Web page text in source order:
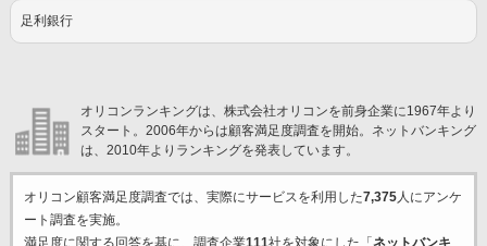
足利銀行
オリコンランキングは、株式会社オリコンを前身企業に1967年より
スタート。2006年からは顧客満足度調査を開始。ネットバンキング
は、2010年よりランキングを発表しています。
オリコン顧客満足度調査では、実際にサービスを利用した7,375人にアンケ
ート調査を実施。
満足度に関する回答を基に、調査企業111社を対象にした「 ネットバンキ